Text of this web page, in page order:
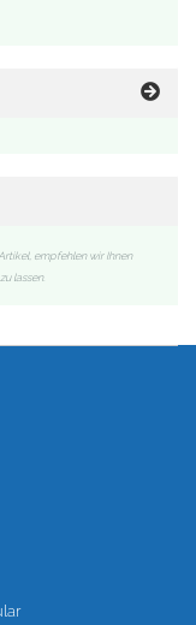
empfehlen wir Ihnen
lassen.